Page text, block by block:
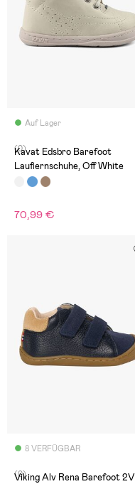
Auf Lager
(0)
Kavat Edsbro Barefoot
Lauflernschuhe, Off White
70,99 €
8 VERFÜGBAR
(0)
Viking Alv Rena Barefoot 2V